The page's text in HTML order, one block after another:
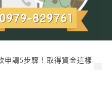
申請5步驟！取得資金這樣